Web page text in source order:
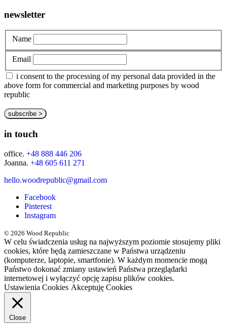
newsletter
Name
Email
i consent to the processing of my personal data provided in the
above form for commercial and marketing purposes by wood
republic
in touch
office. +48 888 446 206
Joanna. +48 605 611 271
hello.woodrepublic@gmail.com
Facebook
Pinterest
Instagram
© 2026 Wood Republic
W celu świadczenia usług na najwyższym poziomie stosujemy pliki
cookies, które będą zamieszczane w Państwa urządzeniu
(komputerze, laptopie, smartfonie). W każdym momencie mogą
Państwo dokonać zmiany ustawień Państwa przeglądarki
internetowej i wyłączyć opcję zapisu plików cookies.
Ustawienia Cookies Akceptuję Cookies
Close